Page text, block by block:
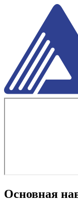
Основная